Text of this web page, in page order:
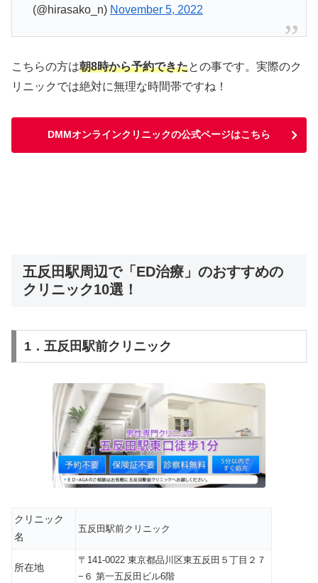
(@hirasako_n) November 5, 2022
こちらの方は朝8時から予約できたとの事です。実際のク
リニックでは絶対に無理な時間帯ですね！
DMMオンラインクリニックの公式ページはこちら
五反田駅周辺で「ED治療」のおすすめの
クリニック10選！
1．五反田駅前クリニック
クリニック
名
五反田駅前クリニック
所在地
〒141-0022 東京都品川区東五反田５丁目２７
−６ 第一五反田ビル6階